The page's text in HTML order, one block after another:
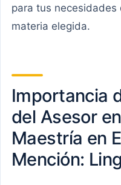
para tus necesidades
materia elegida.
Importancia
del Asesor
Maestría en
Mención: